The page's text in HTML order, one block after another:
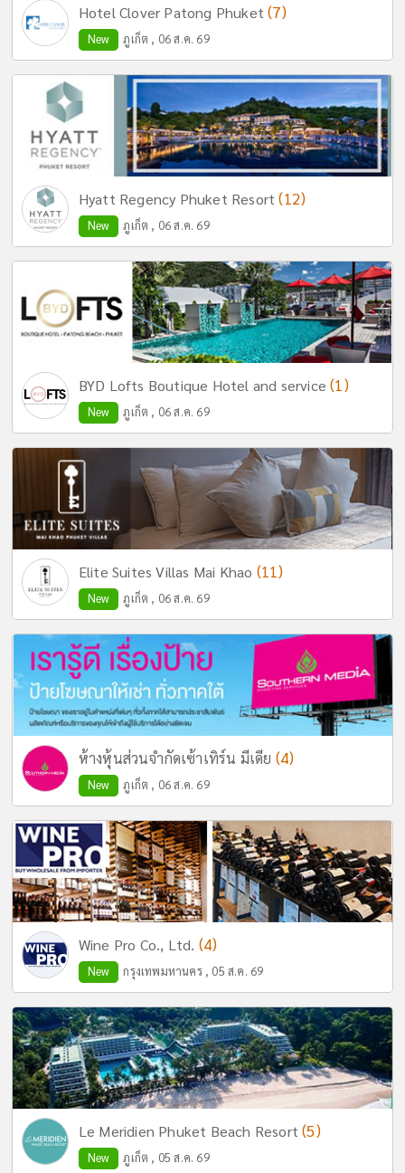
Hotel Clover Patong Phuket(7)
New ภูเก็ต , 06 ส.ค. 69
Hyatt Regency Phuket Resort(12)
New ภูเก็ต , 06 ส.ค. 69
BYD Lofts Boutique Hotel and service(1)
New ภูเก็ต , 06 ส.ค. 69
Elite Suites Villas Mai Khao (11)
New ภูเก็ต , 06 ส.ค. 69
ห้างหุ้นส่วนจำกัดเซ้าเทิร์น มีเดีย (4)
New ภูเก็ต , 06 ส.ค. 69
Wine Pro Co., Ltd. (4)
New กรุงเทพมหานคร , 05 ส.ค. 69
Le Meridien Phuket Beach Resort(5)
New ภูเก็ต , 05 ส.ค. 69